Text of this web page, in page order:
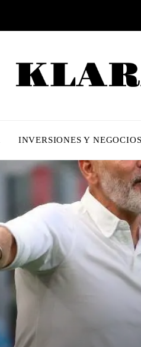
INVERSIONES Y NEGOCIOS